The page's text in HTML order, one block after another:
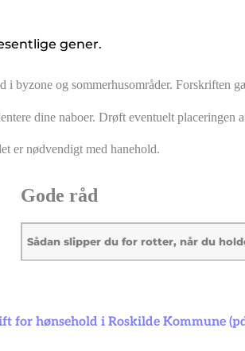
gener.
byzone og sommerhusområder. Forskriften
dine naboer. Drøft eventuelt placeringen
er nødvendigt med hanehold.
Gode råd
Sådan slipper du for rotter, når du
for hønsehold i Roskilde Kommune